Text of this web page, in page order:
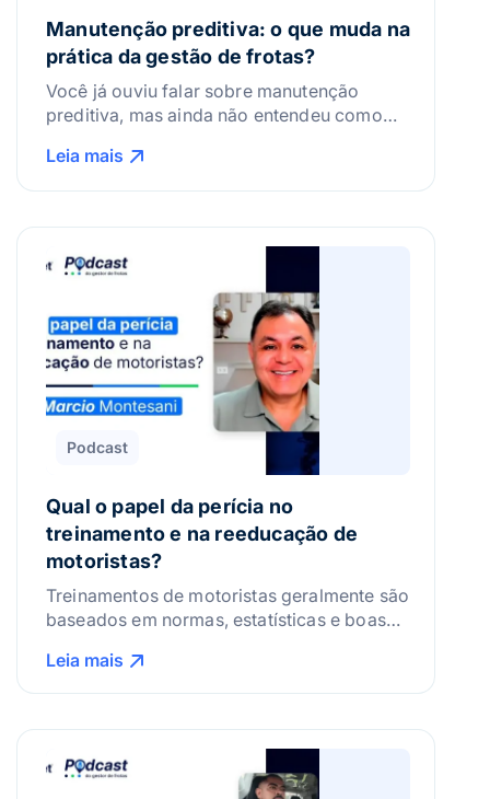
Manutenção preditiva: o que muda na
prática da gestão de frotas?
Você já ouviu falar sobre manutenção
preditiva, mas ainda não entendeu como
frota? Ou talvez pense que esse tipo de
controle só serve para operações maiores,
gente vai mostrar que não é bem assim.
Vamos entender, com quem está na […]
Leia mais
Podcast
Qual o papel da perícia no
treinamento e na reeducação de
motoristas?
Treinamentos de motoristas geralmente são
baseados em normas, estatísticas e boas
construídos a partir da realidade da sua
frota? Hoje, vamos conversar com um
está o erro e como evitá-lo. Nosso
convidado é perito em acidentes […]
Leia mais